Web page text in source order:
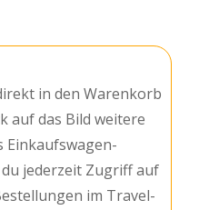
in den Warenkorb
auf das Bild weitere
Einkaufswagen-
jederzeit Zugriff auf
im Travel-